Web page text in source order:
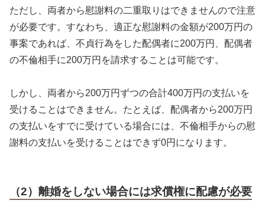
ただし、両者から慰謝料の二重取りはできませんので注意
が必要です。すなわち、適正な慰謝料の金額が200万円の
事案であれば、不貞行為をした配偶者に200万円、配偶者
の不倫相手に200万円を請求することは可能です。
しかし、両者から200万円ずつの合計400万円の支払いを
受けることはできません。たとえば、配偶者から200万円
の支払いをすでに受けている場合には、不倫相手からの慰
謝料の支払いを受けることはできず0円になります。
（2）離婚をしない場合には求償権に配慮が必要